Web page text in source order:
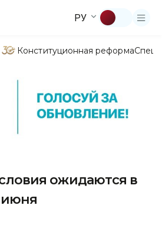
РУ
Конституционная реформа
ожидаются в
июня